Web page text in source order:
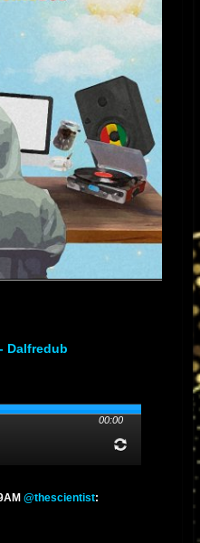
Dalfredub
00:00
@thescientist: